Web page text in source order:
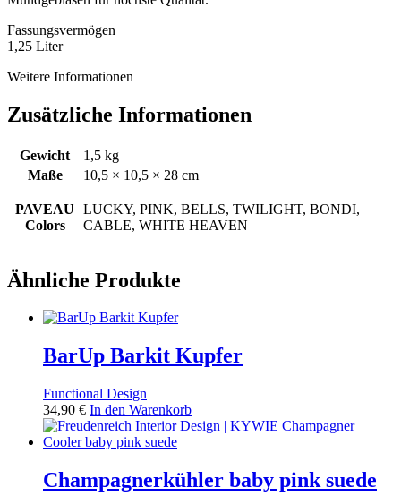
Fassungsvermögen
1,25 Liter
Weitere Informationen
Zusätzliche Informationen
Gewicht
1,5 kg
Maße
10,5 × 10,5 × 28 cm
PAVEAU
Colors
LUCKY, PINK, BELLS, TWILIGHT, BONDI,
CABLE, WHITE HEAVEN
Ähnliche Produkte
BarUp Barkit Kupfer
Functional Design
34,90 € In den Warenkorb
Champagnerkühler baby pink suede